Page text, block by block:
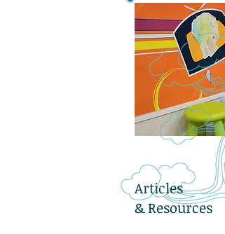
Articles
& Resources